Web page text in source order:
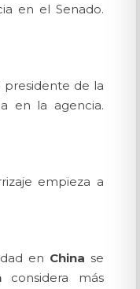
en el Senado.
de la
en la agencia.
empieza a
en China se
considera más